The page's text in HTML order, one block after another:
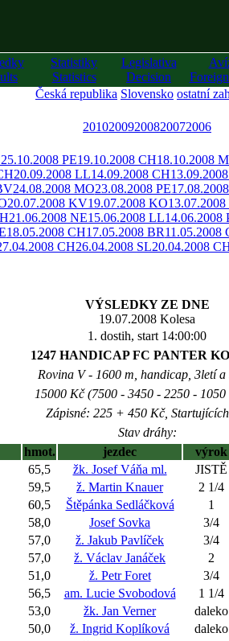
Statistiky
Statistics
Legislativa
Decision
Česká republika Slovensko ostatní
20102009200820072006
25.10.2008 PE19.10.2008 CH18.10.2008
20.09.2008 LL14.09.2008 CH
24.08.2008 MO23.08.2008 PE
20.07.2008 KV19.07.2008 KO
21.06.2008 NE15.06.2008 LL14.06.2008
18.05.2008 CH17.05.2008 BR11.05.2008
CH26.04.2008 SL20.04.2008
VÝSLEDKY ZE DNE
19.07.2008 Kolesa
1. dostih, start 14:00:00
1247 HANDICAP FC PANTER
Rovina V - 1600 m, handicap, 3letí a
15000 Kč (7500 - 3450 - 2250 - 1050
Zápisné: 225 + 450 Kč,
Stav dráhy:
hmot. jezdec výrok
65,5 žk. Josef Váňa ml. JISTĚ
59,5 ž. Martin Knauer 2 1/4
60,5 Štěpánka Sedláčková 1
58,0 Josef Sovka 3/4
57,0 ž. Jakub Pavlíček 3/4
57,0 ž. Václav Janáček 2
51,0 ž. Petr Foret 3/4
56,5 am. Lucie Svobodová 1 1/4
53,0 žk. Jan Verner daleko
50,0 ž. Ingrid Koplíková daleko